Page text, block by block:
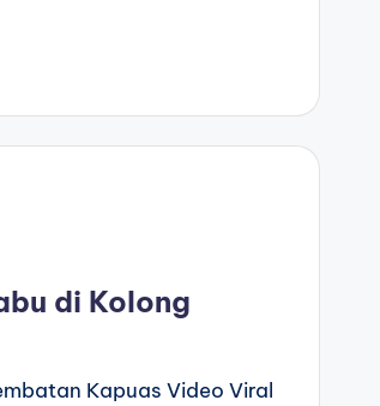
di Kolong
Kapuas Video Viral